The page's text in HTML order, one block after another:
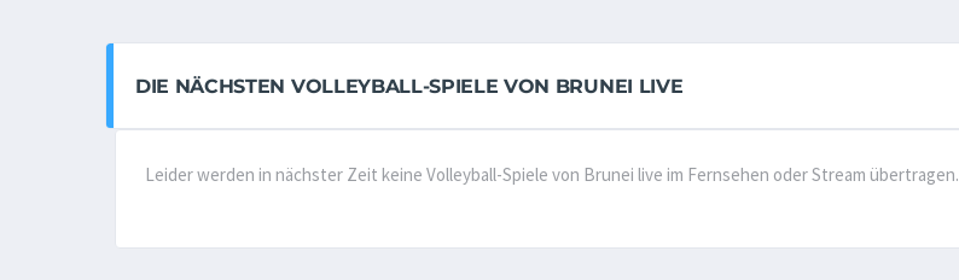
DIE NÄCHSTEN VOLLEYBALL-SPIELE VON BRUNEI LIVE
Leider werden in nächster Zeit keine Volleyball-Spiele von Brunei live im Fernsehen oder Stream übertragen.